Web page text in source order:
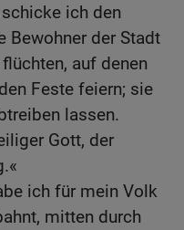
ich den
Bewohner der Stadt
auf denen
Feste feiern; sie
lassen.
Gott, der
ich für mein Volk
mitten durch